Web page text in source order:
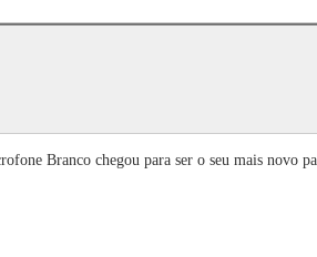
Branco chegou para ser o seu mais novo